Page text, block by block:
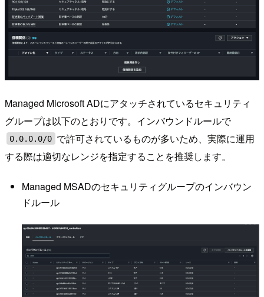
Managed Microsoft ADにアタッチされているセキュリティ
グループは以下のとおりです。インバウンドルールで
0.0.0.0/0 で許可されているものが多いため、実際に運用
する際は適切なレンジを指定することを推奨します。
Managed MSADのセキュリティグループのインバウン
ドルール